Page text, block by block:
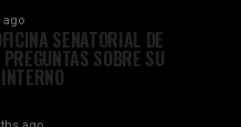
ago
SENATORIAL DE
SOBRE SU